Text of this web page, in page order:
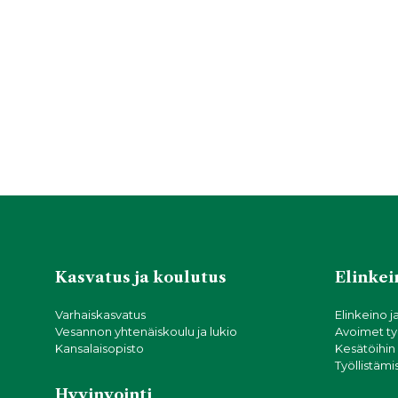
Kasvatus ja koulutus
Varhaiskasvatus
Vesannon yhtenäiskoulu ja lukio
Kansalaisopisto
Elinkeino
Avoimet
Kesätöihin